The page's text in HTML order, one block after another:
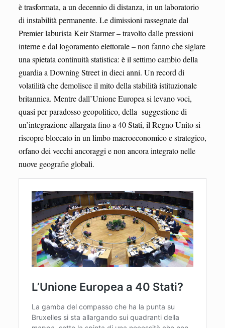
è trasformata, a un decennio di distanza, in un laboratorio
di instabilità permanente. Le dimissioni rassegnate dal
Premier laburista Keir Starmer – travolto dalle pressioni
interne e dal logoramento elettorale – non fanno che siglare
una spietata continuità statistica: è il settimo cambio della
guardia a Downing Street in dieci anni. Un record di
volatilità che demolisce il mito della stabilità istituzionale
britannica. Mentre dall’Unione Europea si levano voci,
quasi per paradosso geopolitico, della suggestione di
un’integrazione allargata fino a 40 Stati, il Regno Unito si
riscopre bloccato in un limbo macroeconomico e strategico,
orfano dei vecchi ancoraggi e non ancora integrato nelle
nuove geografie globali.